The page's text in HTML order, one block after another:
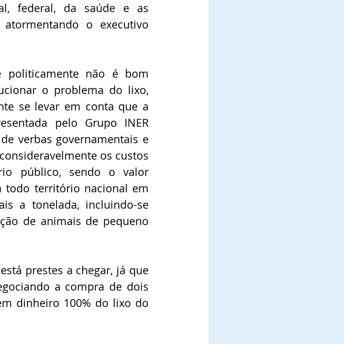
federal, da saúde e as
o executivo
politicamente não é bom
o problema do lixo,
se levar em conta que a
pelo Grupo INER
verbas governamentais e
os custos
público, sendo o valor
todo território nacional em
a tonelada, incluindo-se
de animais de pequeno
prestes a chegar, já que
a compra de dois
dinheiro 100% do lixo do